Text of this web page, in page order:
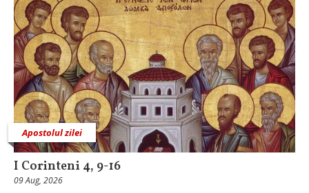
Apostolul zilei
I Corinteni 4, 9-16
09 Aug, 2026